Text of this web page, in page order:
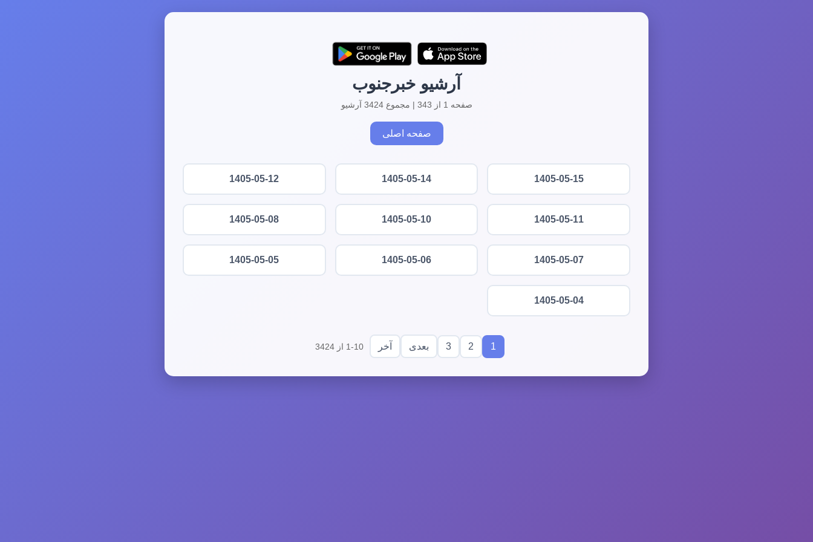
آرشیو خبرجنوب
صفحه 1 از 343 | مجموع 3424 آرشیو
صفحه اصلی
1405-05-15
1405-05-14
1405-05-12
1405-05-11
1405-05-10
1405-05-08
1405-05-07
1405-05-06
1405-05-05
1405-05-04
1
2
3 بعدی آخر 1-10 از 3424